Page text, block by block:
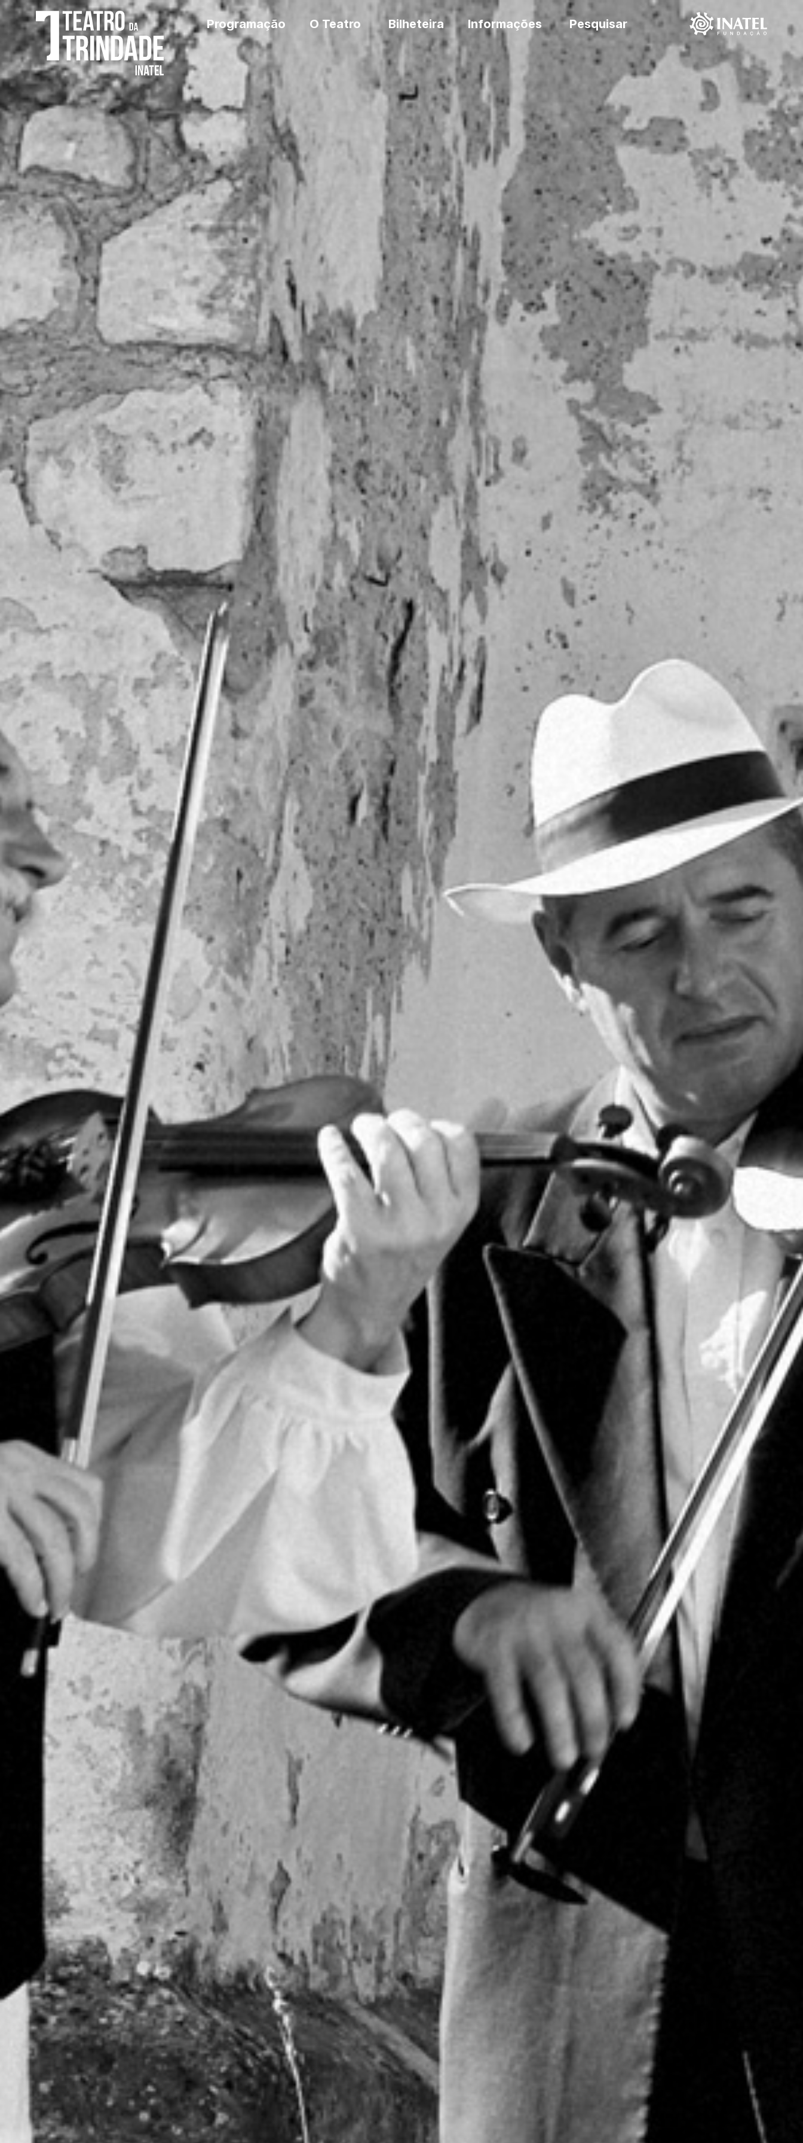
Programação O Teatro Bilheteira Informações Pesquisar